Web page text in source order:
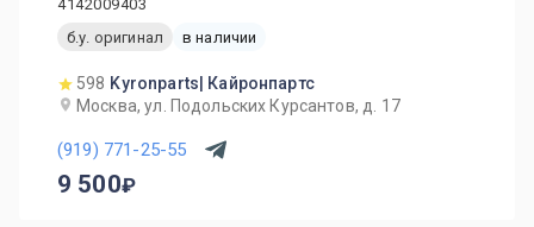
4142009403
б.у. оригинал
в наличии
598 Kyronparts| Кайронпартс
Москва, ул. Подольских Курсантов, д. 17
(919) 771-25-55
9 500